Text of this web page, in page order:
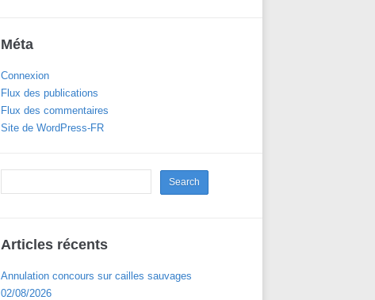
Méta
Connexion
Flux des publications
Flux des commentaires
Site de WordPress-FR
Articles récents
Annulation concours sur cailles sauvages
02/08/2026